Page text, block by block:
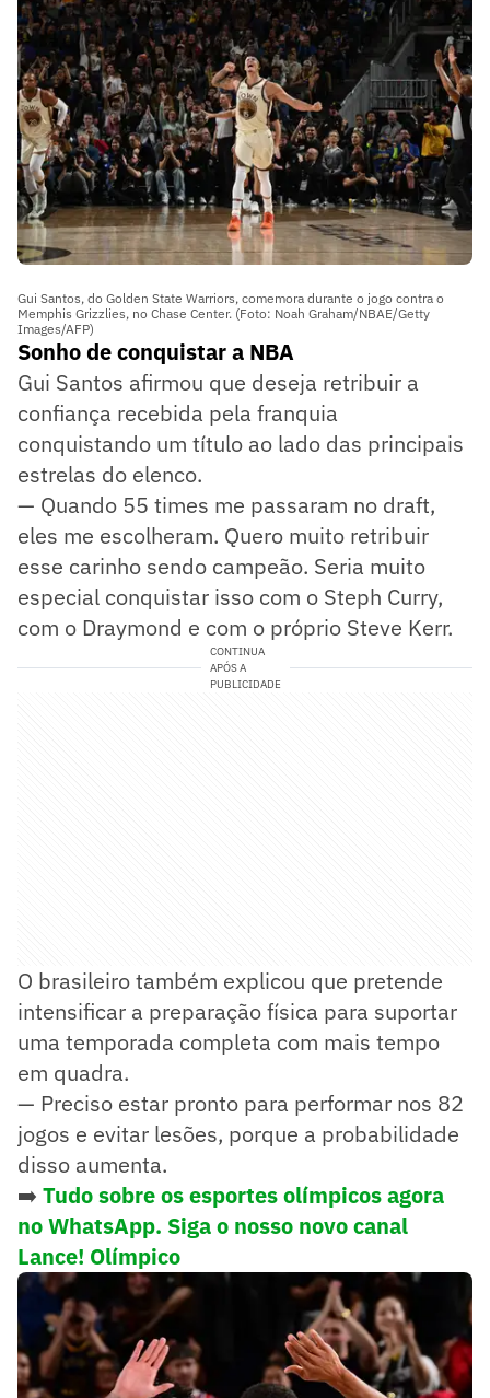
Gui Santos, do Golden State Warriors, comemora durante o jogo contra o
Memphis Grizzlies, no Chase Center. (Foto: Noah Graham/NBAE/Getty
Images/AFP)
Sonho de conquistar a NBA
Gui Santos afirmou que deseja retribuir a
confiança recebida pela franquia
conquistando um título ao lado das principais
estrelas do elenco.
— Quando 55 times me passaram no draft,
eles me escolheram. Quero muito retribuir
esse carinho sendo campeão. Seria muito
especial conquistar isso com o Steph Curry,
com o Draymond e com o próprio Steve Kerr.
CONTINUA
APÓS A
PUBLICIDADE
O brasileiro também explicou que pretende
intensificar a preparação física para suportar
uma temporada completa com mais tempo
em quadra.
— Preciso estar pronto para performar nos 82
jogos e evitar lesões, porque a probabilidade
disso aumenta.
➡️ Tudo sobre os esportes olímpicos agora
no WhatsApp. Siga o nosso novo canal
Lance! Olímpico